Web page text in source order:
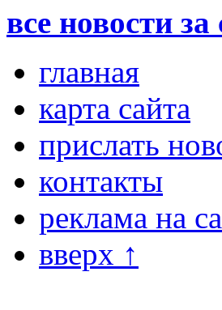
все новости
главная
карта сайта
прислать
контакты
реклама на
вверх ↑